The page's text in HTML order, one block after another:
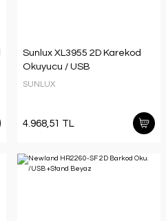
Sunlux XL3955 2D Karekod
Okuyucu / USB
SUNLUX
4.968,51 TL